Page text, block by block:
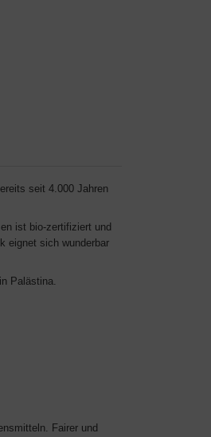
seit 4.000 Jahren
ist bio-zertifiziert und
eignet sich wunderbar
Palästina.
Fairer und